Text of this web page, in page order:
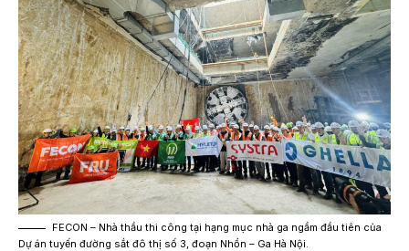
FECON – Nhà thầu thi công tại hạng mục nhà ga ngầm đầu tiên của
Dự án tuyến đường sắt đô thị số 3, đoạn Nhổn – Ga Hà Nội.